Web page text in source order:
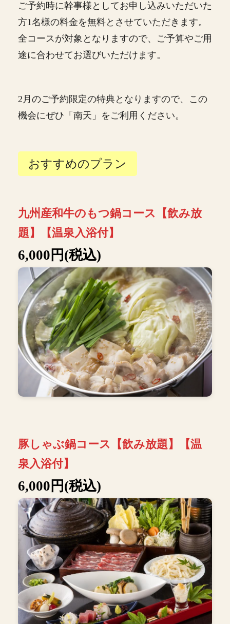
ご予約時に幹事様としてお申し込みいただいた
方1名様の料金を無料とさせていただきます。
全コースが対象となりますので、ご予算やご用
途に合わせてお選びいただけます。
2月のご予約限定の特典となりますので、この
機会にぜひ「南天」をご利用ください。
おすすめのプラン
九州産和牛のもつ鍋コース【飲み放
題】【温泉入浴付】
6,000円(税込)
豚しゃぶ鍋コース【飲み放題】【温
泉入浴付】
6,000円(税込)